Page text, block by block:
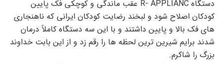
دستگاه R- APPLIANC عقب ماندگی و کوچکی فک پایین
کودکان اصلاح شود و لبخند رضایت کودکان ایرانی که ناهنجاری
های فک بالا و پایین داشتند و با این سه دستگاه کاملاً درمان
شدند برایم شیرین ترین لحظه ها را رقم زد و از این بابت خداوند
بزرگ را شاکرم.